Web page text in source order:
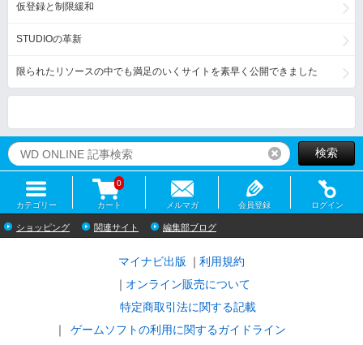
仮登録と制限緩和
STUDIOの革新
限られたリソースの中でも満足のいくサイトを素早く公開できました
リセット検索
カテゴリー カート
0
メルマガ 会員登録 ログイン
ショッピング 関連サイト 編集部ブログ
マイナビ出版
利用規約
オンライン販売について
特定商取引法に関する記載
ゲームソフトの利用に関するガイドライン